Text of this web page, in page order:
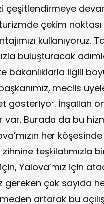
çeşitlendirmeye
çekim
kullanıyoruz.
buluşturacak
bakanlıklarla ilgili
meclis
gösteriyor. İnşallah
Burada da bu
her köşesinde
zihnine teşkilatımızla
Yalova’mız için
gereken çok sayıda
artarak bu